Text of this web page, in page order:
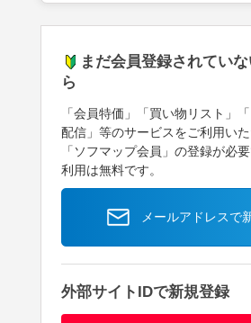
まだ会員登録されてい
ら
「会員特価」「買い物リスト」
配信」等のサービスをご利用いた
「ソフマップ会員」の登録が必
利用は無料です。
メールアドレスで
外部サイトIDで新規登録